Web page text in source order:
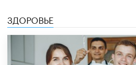
ЗДОРОВЬЕ